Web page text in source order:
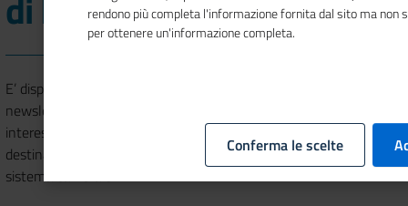
E’ disponibile il numero 13 del 2021 di
newsletter quindicinale focalizzata sui temi europei di prioritario
interesse per le Camere di commercio e concepita per essere
destinata ad una capillare diffusione presso le realtà locali del
sistema camerale.
rendono più completa l'informazione fornita dal sito ma non
per ottenere un'informazione completa.
Conferma le scelte